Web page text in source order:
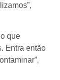
que
Entra então